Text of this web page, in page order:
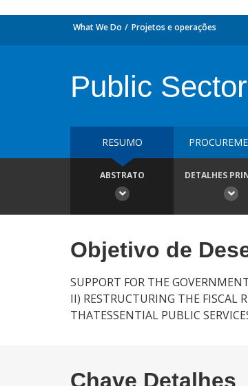
What We Do Projetos e operações
Public
RESUMO
ABSTRATO DETALHES
Objetivo de
SUPPORT FOR THE
II) RESTRUCTURING THE FISCAL
THATESSENTIAL PUBLIC
Chave Detalhes